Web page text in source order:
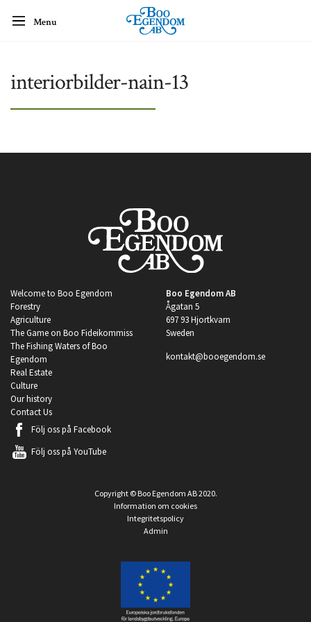
Menu
interiorbilder-nain-13
Welcome to Boo Egendom
Forestry
Agriculture
The Game on Boo Fideikommiss
The Fishing Waters of Boo
Egendom
Real Estate
Culture
Our history
Contact Us
Boo Egendom AB
Ågatan 5
697 93 Hjortkvarn
Sweden
kontakt@booegendom.se
Följ oss på Facebook
Följ oss på YouTube
Copyright © Boo Egendom AB 2020.
Information om cookies
Integritetspolicy
Admin